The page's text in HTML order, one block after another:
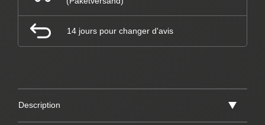
14 jours pour changer d'avis
Description